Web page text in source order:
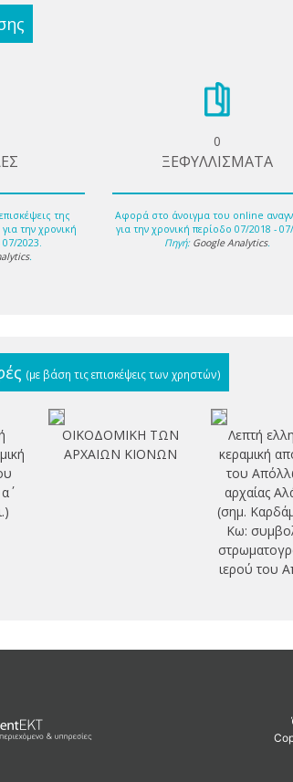
της
την χρονική
2023.
.
0
ΞΕΦΥΛΛΙΣΜΑΤΑ
Αφορά στο άνοιγμα του online
για την χρονική περίοδο 07/2018 -
Πηγή: Google Analytics.
(με βάση τις επισκέψεις των χρηστών)
ΟΙΚΟΔΟΜΙΚΗ ΤΩΝ
ΑΡΧΑΙΩΝ ΚΙΟΝΩΝ
Λεπτή
κεραμική
του
αρχαίας
(σημ.
Κω:
ιερού του